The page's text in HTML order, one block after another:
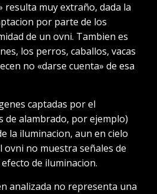
resulta muy extraño, dada la
por parte de los
de un ovni. Tambien es
los perros, caballos, vacas
no «darse cuenta» de esa
captadas por el
alambrado, por ejemplo)
la iluminacion, aun en cielo
ovni no muestra señales de
de iluminacion.
analizada no representa una